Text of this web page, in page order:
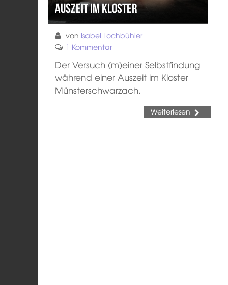
Auszeit im Kloster
von Isabel Lochbühler
1 Kommentar
Der Versuch (m)einer Selbstfindung
während einer Auszeit im Kloster
Münsterschwarzach.
Weiterlesen